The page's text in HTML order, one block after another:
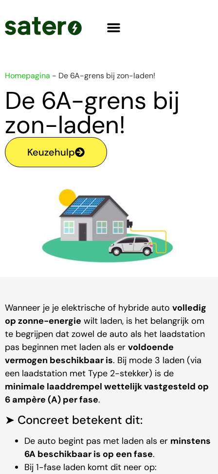
Homepagina - De 6A-grens bij zon-laden!
De 6A-grens bij
zon-laden!
Keuzehulp
Wanneer je je elektrische of hybride auto volledig
op zonne-energie wilt laden, is het belangrijk om
te begrijpen dat zowel de auto als het laadstation
pas beginnen met laden als er voldoende
vermogen beschikbaar is. Bij mode 3 laden (via
een laadstation met Type 2-stekker) is de
minimale laaddrempel wettelijk vastgesteld op
6 ampère (A) per fase.
➤ Concreet betekent dit:
De auto begint pas met laden als er minstens
6A beschikbaar is op een fase.
Bij 1-fase laden komt dit neer op: